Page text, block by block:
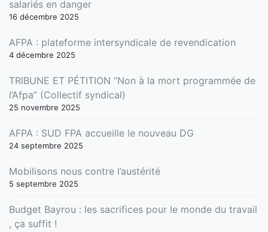
salariés en danger
16 décembre 2025
AFPA : plateforme intersyndicale de revendication
4 décembre 2025
TRIBUNE ET PÉTITION “Non à la mort programmée de
l’Afpa” (Collectif syndical)
25 novembre 2025
AFPA : SUD FPA accueille le nouveau DG
24 septembre 2025
Mobilisons nous contre l’austérité
5 septembre 2025
Budget Bayrou : les sacrifices pour le monde du travail
, ça suffit !